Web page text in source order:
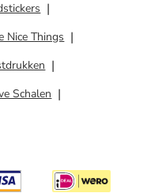
Nice Things
Schalen